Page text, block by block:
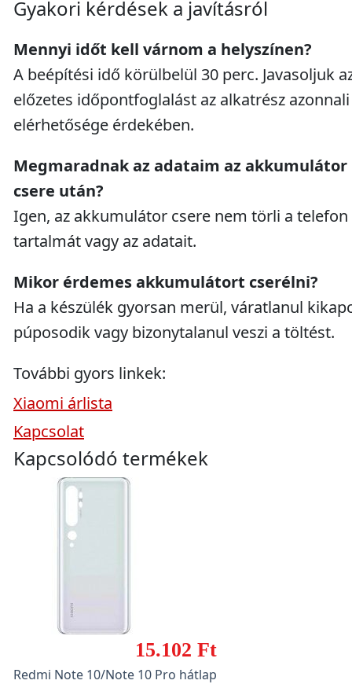
Gyakori kérdések a javításról
Mennyi időt kell várnom a helyszínen?
A beépítési idő körülbelül 30 perc. Javasoljuk
előzetes időpontfoglalást az alkatrész azonnali
elérhetősége érdekében.
Megmaradnak az adataim az akkumulátor
csere után?
Igen, az akkumulátor csere nem törli a telefon
tartalmát vagy az adatait.
Mikor érdemes akkumulátort cserélni?
Ha a készülék gyorsan merül, váratlanul
púposodik vagy bizonytalanul veszi a töltést.
További gyors linkek:
Xiaomi árlista
Kapcsolat
Kapcsolódó termékek
15.102 Ft
Redmi Note 10/Note 10 Pro hátlap